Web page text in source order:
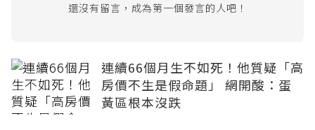
還沒有留言，成為第一個發言的人吧！
連續66個月生不如死！他質疑「高
房價不生是假命題」 網開酸：蛋
黃區根本沒跌